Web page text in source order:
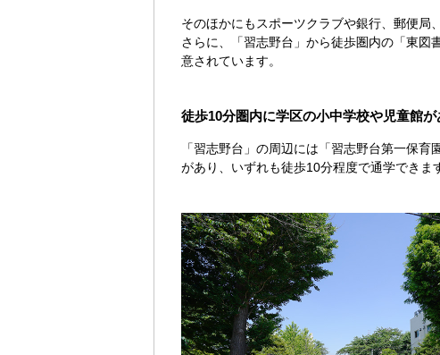
そのほかにもスポーツクラブや銀行、郵便局
さらに、「習志野台」から徒歩圏内の「東図
意されています。
徒歩10分圏内に学区の小中学校や児童館
「習志野台」の周辺には「習志野台第一保
があり、いずれも徒歩10分程度で通学できま